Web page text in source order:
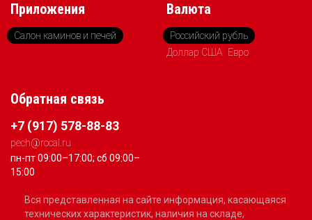
Приложения
Салон каминов и печей
Валюта
Российский рубль
Доллар США Евро
Обратная связь
+7 (917) 578-88-83
pech@rocal.ru
пн-пт 09:00–17:00; сб 09:00–
15:00
Вся представленная на сайте информация, касающаяся
технических характеристик, наличия на складе,